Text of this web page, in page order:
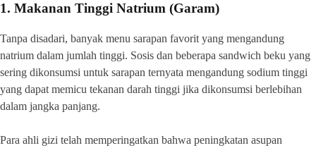
1. Makanan Tinggi Natrium (Garam)
Tanpa disadari, banyak menu sarapan favorit yang mengandung
natrium dalam jumlah tinggi. Sosis dan beberapa sandwich beku yang
sering dikonsumsi untuk sarapan ternyata mengandung sodium tinggi
yang dapat memicu tekanan darah tinggi jika dikonsumsi berlebihan
dalam jangka panjang.
Para ahli gizi telah memperingatkan bahwa peningkatan asupan